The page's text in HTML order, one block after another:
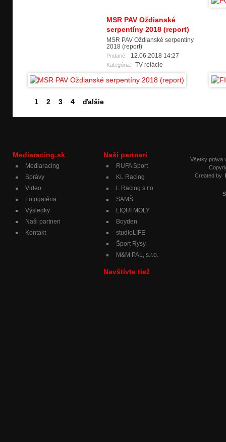
MSR PAV Oždianské
serpentíny 2018 (report)
MSR PAV Oždianské serpentíny
2018 (report)
Pridané: 12.06.2018 14:27
Kategória: TV relácie
1 2 3 4 ďalšie
Mediaracing.sk
Mediaracing
Správy
Video
Fotogaléria
Výsledky
Naši partneri
Kontakt
Všetky práva
Created by
Naši partneri
RUFA Sport
KL Racing
L Racing s.r.o.
SAMŠ
LIQUI MOLY
Boyden
studioLIFE
Šport Rysy
M&M PAL, s.r.o.
Navštívte tiež